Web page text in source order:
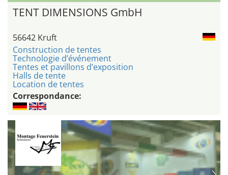
TENT DIMENSIONS GmbH
56642 Kruft
Construction de tentes
Technologie d’événement
Tentes et pavillons d’exposition
Halls de tente
Location de tentes
Correspondance: